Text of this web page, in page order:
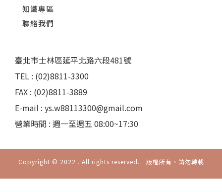
知識專區
聯絡我們
臺北市士林區延平北路六段481號
TEL : (02)8811-3300
FAX : (02)8811-3889
E-mail : ys.w88113300@gmail.com
營業時間 : 週一至週五 08:00~17:30
Copyright © 2022 . All rights reserved. 版權所有‧請勿轉載